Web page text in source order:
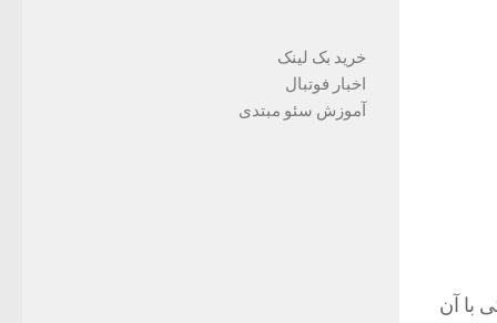
با آن
خرید بک لینک
اخبار فوتبال
آموزش سئو مبتدی